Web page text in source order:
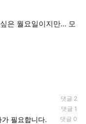
은 월요일이지만... 모
댓글 2
댓글 1
필요합니다. 댓글 0